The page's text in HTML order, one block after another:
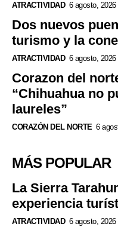
ATRACTIVIDAD 6 agosto, 2026
Dos nuevos
turismo y la
ATRACTIVIDAD 6 agosto, 2026
Corazon del
“Chihuahua no
laureles”
CORAZÓN DEL NORTE 6
MÁS POPULAR
La Sierra
experiencia
ATRACTIVIDAD 6 agosto, 2026